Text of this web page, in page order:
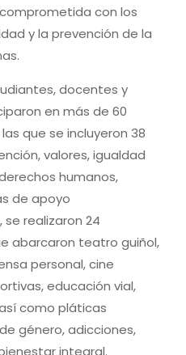
con los
y la prevención de la
docentes y
en más de 60
que se incluyeron 38
valores, igualdad
humanos,
de apoyo
realizaron 24
abarcaron teatro guiñol,
personal, cine
educación vial,
como pláticas
género, adicciones,
integral.